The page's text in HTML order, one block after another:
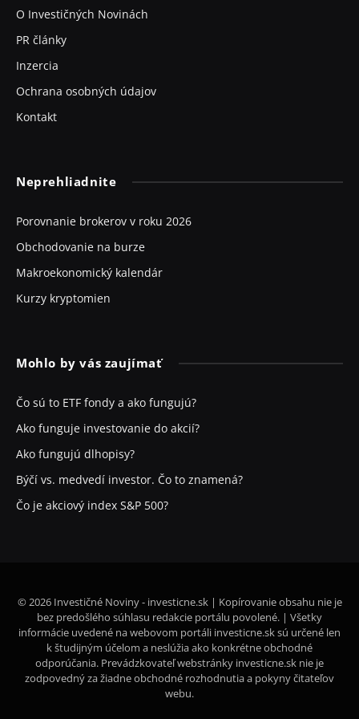
O Investičných Novinách
PR články
Inzercia
Ochrana osobných údajov
Kontakt
Neprehliadnite
Porovnanie brokerov v roku 2026
Obchodovanie na burze
Makroekonomický kalendár
Kurzy kryptomien
Mohlo by vás zaujímať
Čo sú to ETF fondy a ako fungujú?
Ako funguje investovanie do akcií?
Ako fungujú dlhopisy?
Býčí vs. medvedí investor. Čo to znamená?
Čo je akciový index S&P 500?
© 2026 Investičné Noviny - investicne.sk | Kopírovanie obsahu nie je
bez predošlého súhlasu redakcie portálu povolené. | Všetky
informácie uvedené na webovom portáli investicne.sk sú určené len
k študijným účelom a neslúžia ako konkrétne obchodné
odporúčania. Prevádzkovateľ webstránky investicne.sk nie je
zodpovedný za žiadne obchodné rozhodnutia a pokyny čitateľov
webu.